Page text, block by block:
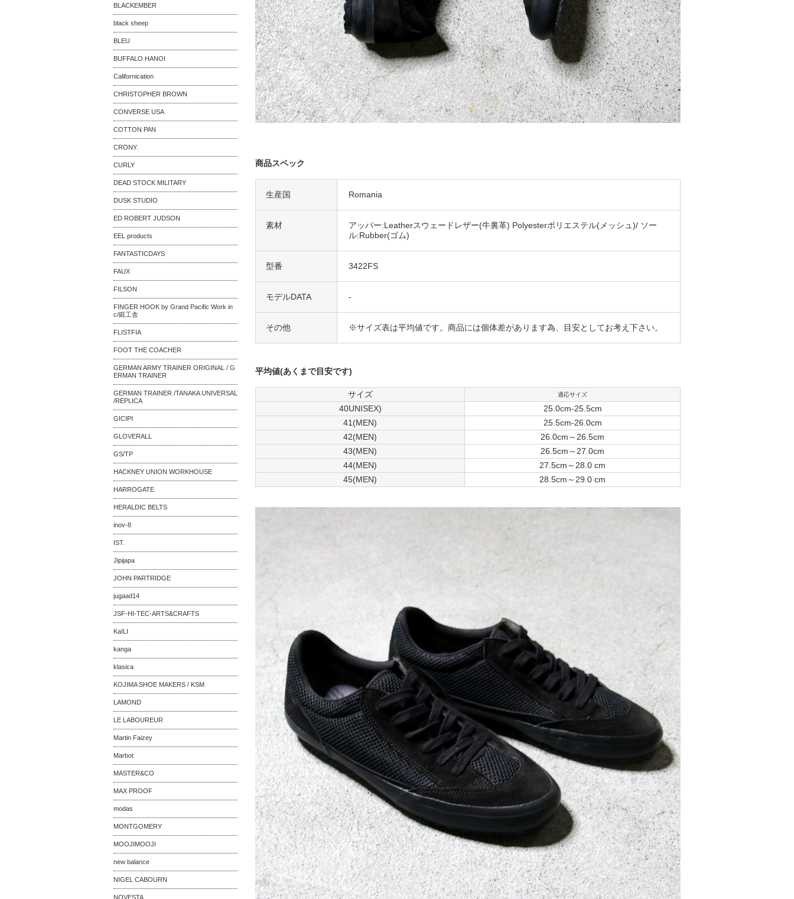
商品スペック
生産国 Romania
素材
アッパー:Leatherスウェードレザー(牛裏革) Polyesterポリエステル(メッシュ)/ ソー
ル:Rubber(ゴム)
型番 3422FS
モデルDATA -
その他 ※サイズ表は平均値です。商品には個体差があります為、目安としてお考え下さい。
平均値(あくまで目安です)
サイズ 適応サイズ
40UNISEX)
25.0cm-25.5cm
41(MEN)
25.5cm-26.0cm
42(MEN)
26.0cm～26.5cm
43(MEN)
26.5cm～27.0cm
44(MEN)
27.5cm～28.0 cm
45(MEN)
28.5cm～29.0 cm
BLACKEMBER
black sheep
BLEU
BUFFALO HANOI
Californication
CHRISTOPHER BROWN
CONVERSE USA
COTTON PAN
CRONY.
CURLY
DEAD STOCK MILITARY
DUSK STUDIO
ED ROBERT JUDSON
EEL products
FANTASTICDAYS
FAUX
FILSON
FINGER HOOK by Grand Pacific Work in
c/鍛工舎
FLISTFIA
FOOT THE COACHER
GERMAN ARMY TRAINER ORIGINAL / G
ERMAN TRAINER
GERMAN TRAINER /TANAKA UNIVERSAL
/REPLICA
GICIPI
GLOVERALL
GS/TP
HACKNEY UNION WORKHOUSE
HARROGATE
HERALDIC BELTS
inov-8
IST.
Jipijapa
JOHN PARTRIDGE
jugaad14
JSF-HI-TEC-ARTS&CRAFTS
KaILI
kanga
klasica
KOJIMA SHOE MAKERS / KSM
LAMOND
LE LABOUREUR
Martin Faizey
Marbot
MASTER&CO
MAX PROOF
modas
MONTGOMERY
MOOJIMOOJI
new balance
NIGEL CABOURN
NOVESTA